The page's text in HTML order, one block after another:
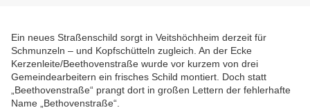
Ein neues Straßenschild sorgt in Veitshöchheim derzeit für
Schmunzeln – und Kopfschütteln zugleich. An der Ecke
Kerzenleite/Beethovenstraße wurde vor kurzem von drei
Gemeindearbeitern ein frisches Schild montiert. Doch statt
„Beethovenstraße“ prangt dort in großen Lettern der fehlerhafte
Name „Bethovenstraße“.